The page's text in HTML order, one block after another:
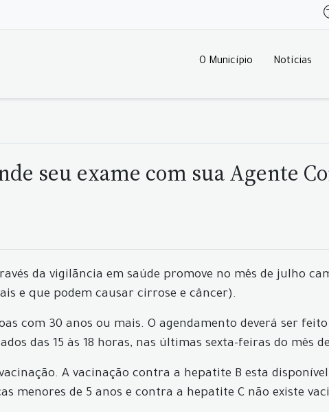
O Município Notícias
seu exame com sua Agente
da vigilãncia em saúde promove no mês de julho
e que podem causar cirrose e câncer).
com 30 anos ou mais. O agendamento deverá ser
das 15 às 18 horas, nas últimas sexta-feiras do mês
A vacinação contra a hepatite B esta
menores de 5 anos e contra a hepatite C não existe